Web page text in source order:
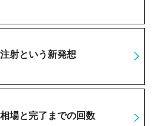
射という新発想
場と完了までの回数